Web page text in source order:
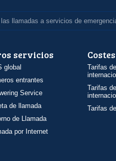
llamadas a servicios de
servicios
global
entrantes
Service
de llamada
de Llamada
por Internet
Costes
Tarifas
Tarifas
Tarifas